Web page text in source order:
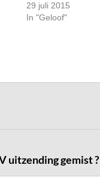
29 juli 2015
In "Geloof"
uitzending gemist ?